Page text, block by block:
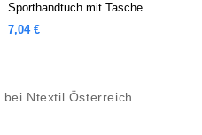
Sporthandtuch mit Tasche
7,04 €
bei Ntextil Österreich